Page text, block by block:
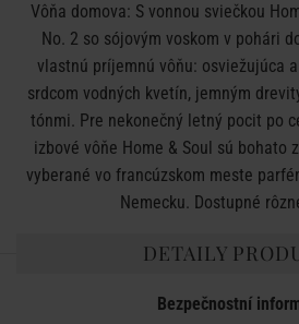
Vôňa domova: S vonnou sviečkou
No. 2 so sójovým voskom v pohári
vlastnú príjemnú vôňu: osviežujúca
srdcom vodných kvetín, jemným
tónmi. Pre nekonečný letný pocit po
izbové vôňe Home & Soul sú bohato
vyberané vo francúzskom meste
Nemecku. Dostupné
DETAILY
Bezpečnostní